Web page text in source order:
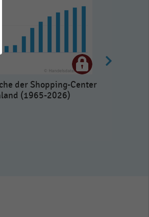
der Shopping-Center
(1965-2026)